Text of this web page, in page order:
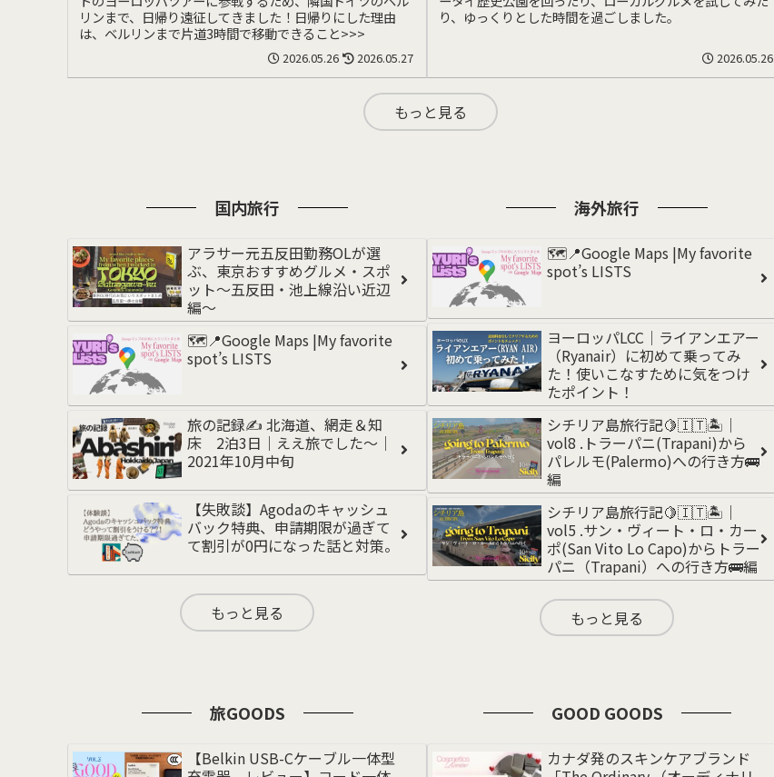
リンまで、日帰り遠征してきました！日帰りにした理由
は、ベルリンまで片道3時間で移動できること>>>
2026.05.26 2026.05.27
り、ゆっくりとした時間を過ごしました。
2026.05.26
もっと見る
国内旅行
アラサー元五反田勤務OLが選
ぶ、東京おすすめグルメ・スポ
ット〜五反田・池上線沿い近辺
編〜
🗺️📍Google Maps |My favorite
spot’s LISTS
旅の記録✍️ 北海道、網走＆知
床 2泊3日｜ええ旅でした〜｜
2021年10月中旬
【失敗談】Agodaのキャッシュ
バック特典、申請期限が過ぎて
て割引が0円になった話と対策。
もっと見る
海外旅行
🗺️📍Google Maps |My favorite
spot’s LISTS
ヨーロッパLCC｜ライアンエアー
（Ryanair）に初めて乗ってみ
た！使いこなすために気をつけ
たポイント！
シチリア島旅行記🍋🇮🇹🏝️｜
vol8 .トラーパニ(Trapani)から
パレルモ(Palermo)への行き方🚌
編
シチリア島旅行記🍋🇮🇹🏝️｜
vol5 .サン・ヴィート・ロ・カー
ポ(San Vito Lo Capo)からトラー
パニ（Trapani）への行き方🚌編
もっと見る
旅GOODS
【Belkin USB-Cケーブル一体型
GOOD GOODS
カナダ発のスキンケアブランド